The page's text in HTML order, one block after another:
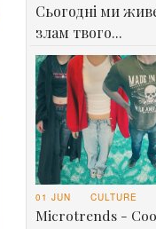
Сьогодні ми
злам твого...
01 JUN CULTURE
Microtrends -